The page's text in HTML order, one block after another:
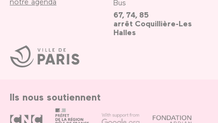
Ville
de
Paris
Bus
67, 74, 85
arrêt Coquillière-Les
Halles
Ils nous soutiennent